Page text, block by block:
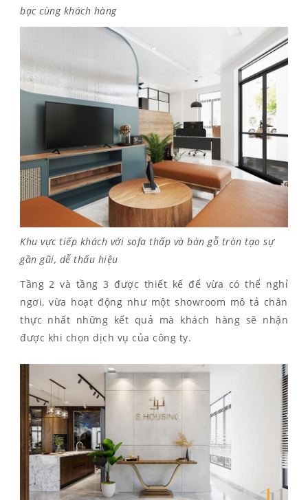
bạc cùng khách hàng
Khu vực tiếp khách với sofa thấp và bàn gỗ tròn tạo sự
gần gũi, dễ thấu hiệu
Tầng 2 và tầng 3 được thiết kế để vừa có thể nghỉ
ngơi, vừa hoạt động như một showroom mô tả chân
thực nhất những kết quả mà khách hàng sẽ nhận
được khi chọn dịch vụ của công ty.